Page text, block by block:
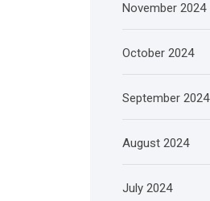
November 2024
October 2024
September 2024
August 2024
July 2024